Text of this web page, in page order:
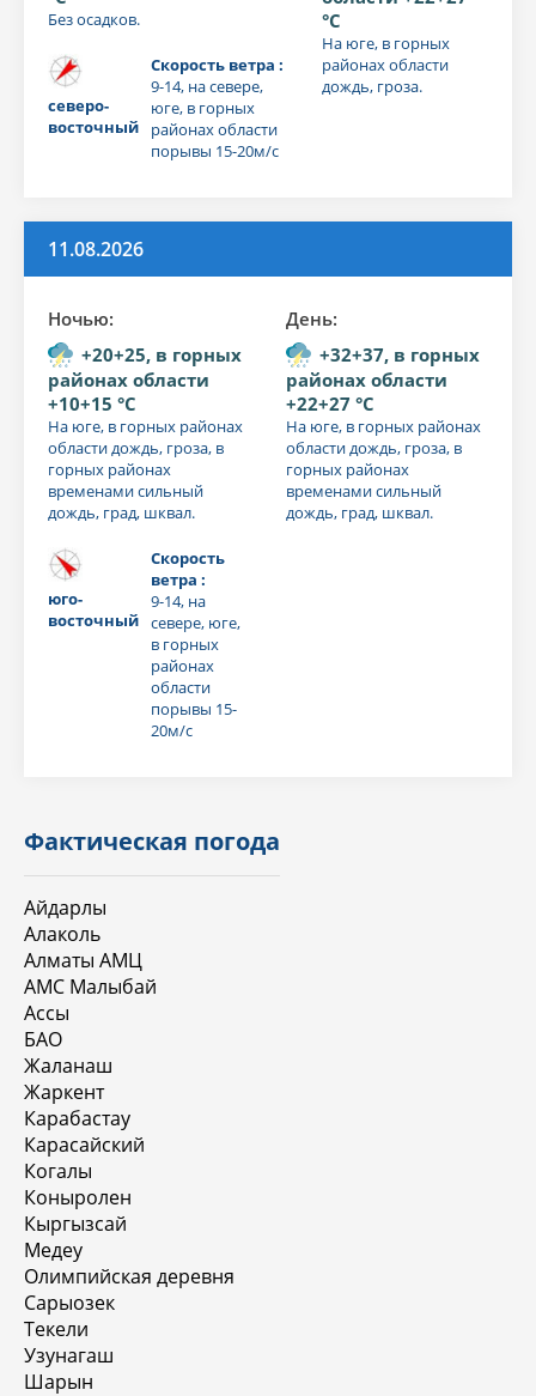
Без осадков.
северо-
восточный
Скорость ветра :
9-14, на севере,
юге, в горных
районах области
порывы 15-20м/с
°C
На юге, в горных
районах области
дождь, гроза.
11.08.2026
Ночью:
+20+25, в горных
районах области
+10+15 °C
На юге, в горных районах
области дождь, гроза, в
горных районах
временами сильный
дождь, град, шквал.
юго-
восточный
Скорость
ветра :
9-14, на
севере, юге,
в горных
районах
области
порывы 15-
20м/с
День:
+32+37, в горных
районах области
+22+27 °C
На юге, в горных районах
области дождь, гроза, в
горных районах
временами сильный
дождь, град, шквал.
Фактическая погода
Айдарлы
Алаколь
Алматы АМЦ
АМС Малыбай
Ассы
БАО
Жаланаш
Жаркент
Карабастау
Карасайский
Когалы
Коныролен
Кыргызсай
Медеу
Олимпийская деревня
Сарыозек
Текели
Узунагаш
Шарын